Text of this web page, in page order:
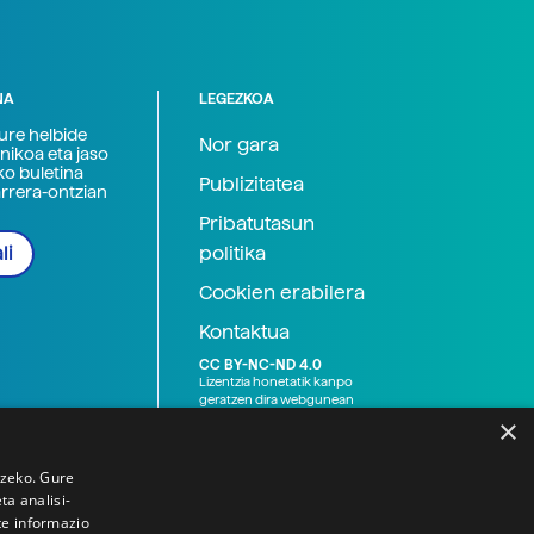
helbide
eta jaso
buletina
ontzian
LEGEZKOA
Nor gara
Publizitatea
Pribatutasun
politika
Cookien erabilera
Kontaktua
CC BY-NC-ND 4.0
Lizentzia honetatik kanpo
geratzen dira webgunean
×
Gure
analisi-
informazio